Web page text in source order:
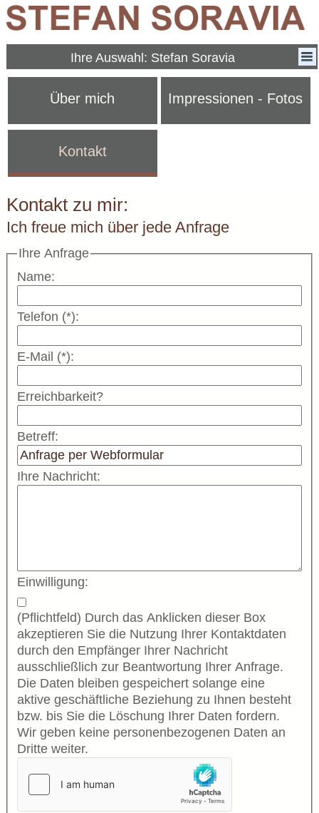
Ihre Auswahl: Stefan Soravia
Über mich Impressionen - Fotos
Kontakt
Kontakt zu mir:
Ich freue mich über jede Anfrage
Ihre Anfrage
Name:
Telefon (*):
E-Mail (*):
Erreichbarkeit?
Betreff:
Ihre Nachricht:
Einwilligung:
(Pflichtfeld) Durch das Anklicken dieser Box
akzeptieren Sie die Nutzung Ihrer Kontaktdaten
durch den Empfänger Ihrer Nachricht
ausschließlich zur Beantwortung Ihrer Anfrage.
Die Daten bleiben gespeichert solange eine
aktive geschäftliche Beziehung zu Ihnen besteht
bzw. bis Sie die Löschung Ihrer Daten fordern.
Wir geben keine personenbezogenen Daten an
Dritte weiter.